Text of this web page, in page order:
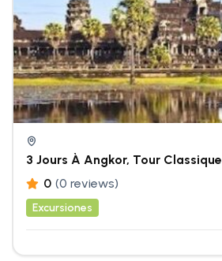
3 Jours À Angkor, Tour Classique
0 (0 reviews)
Excursiones